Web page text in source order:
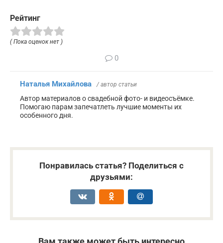
Рейтинг
( Пока оценок нет )
0
Наталья Михайлова / автор статьи
Автор материалов о свадебной фото- и видеосъёмке.
Помогаю парам запечатлеть лучшие моменты их
особенного дня.
Понравилась статья? Поделиться с
друзьями: